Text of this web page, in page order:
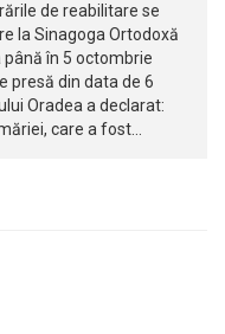
de reabilitare se
la Sinagoga Ortodoxă
până în 5 octombrie
presă din data de 6
Oradea a declarat:
care a fost…